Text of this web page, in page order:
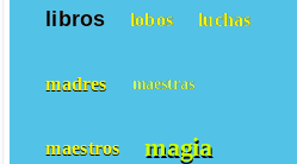
libros lobos luchas
madres maestras
maestros magia